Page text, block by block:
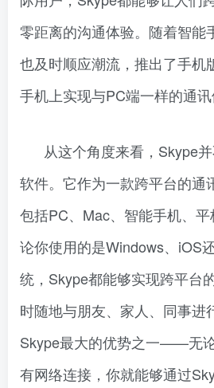
零距离的沟通体验。随着智能
也及时顺应潮流，推出了手机
手机上实现与PC端一样的通讯
从这个角度来看，Skype
软件。它作为一款跨平台的通
包括PC、Mac、智能手机、
论你使用的是Windows、iOS
统，Skype都能够实现跨平台
时随地与朋友、家人、同事进
Skype最大的优势之一——无
有网络连接，你就能够通过